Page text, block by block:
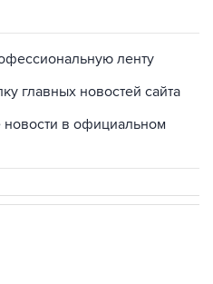
ленту
главных новостей сайта
новости в официальном